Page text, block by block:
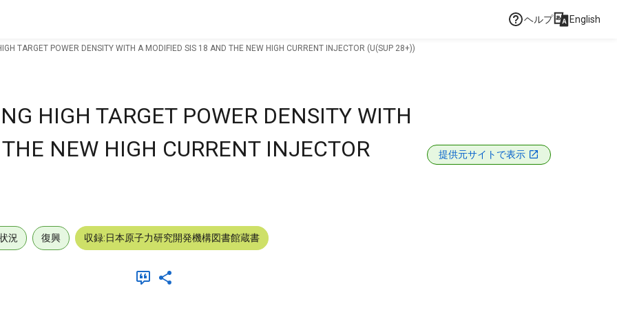
ヘルプ English
TARGET POWER DENSITY WITH A MODIFIED SIS 18 AND THE NEW HIGH CURRENT INJECTOR (U(SUP 28+))
HIGH TARGET POWER DENSITY WITH
NEW HIGH CURRENT INJECTOR
提供元サイトで表示
況 復興 収録:日本原子力研究開発機構図書館蔵書